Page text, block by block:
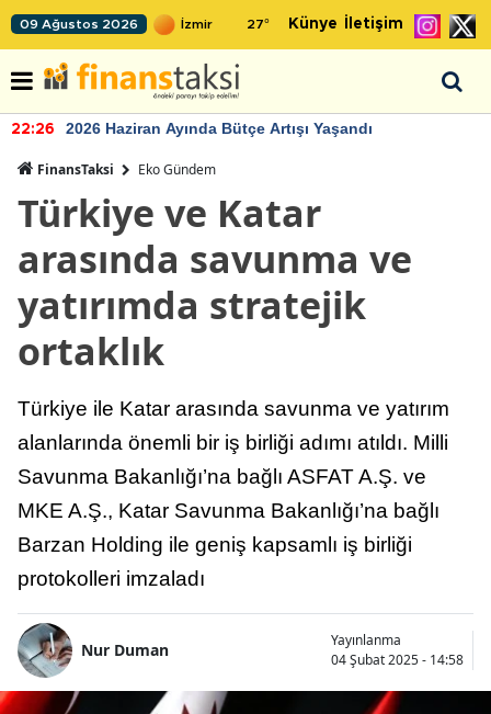
09 Ağustos 2026 27° Künye İletişim
22:26 2026 Haziran Ayında Bütçe Artışı Yaşandı
FinansTaksi Eko Gündem
Türkiye ve Katar
arasında savunma ve
yatırımda stratejik
ortaklık
Türkiye ile Katar arasında savunma ve yatırım
alanlarında önemli bir iş birliği adımı atıldı. Milli
Savunma Bakanlığı’na bağlı ASFAT A.Ş. ve
MKE A.Ş., Katar Savunma Bakanlığı’na bağlı
Barzan Holding ile geniş kapsamlı iş birliği
protokolleri imzaladı
Nur Duman
Yayınlanma
04 Şubat 2025 - 14:58